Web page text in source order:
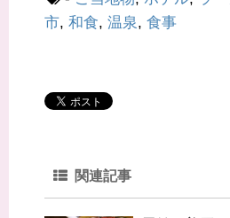
ま
す
市, 和食, 温泉, 食事
関連記事